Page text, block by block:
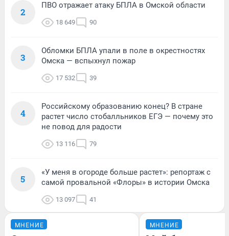
2
ПВО отражает атаку БПЛА в Омской области
18 649 90
3
Обломки БПЛА упали в поле в окрестностях
Омска — вспыхнул пожар
17 532 39
4
Российскому образованию конец? В стране
растет число стобалльников ЕГЭ — почему это
не повод для радости
13 116 79
5
«У меня в огороде больше растет»: репортаж с
самой провальной «Флоры» в истории Омска
13 097 41
МНЕНИЕ МНЕНИЕ